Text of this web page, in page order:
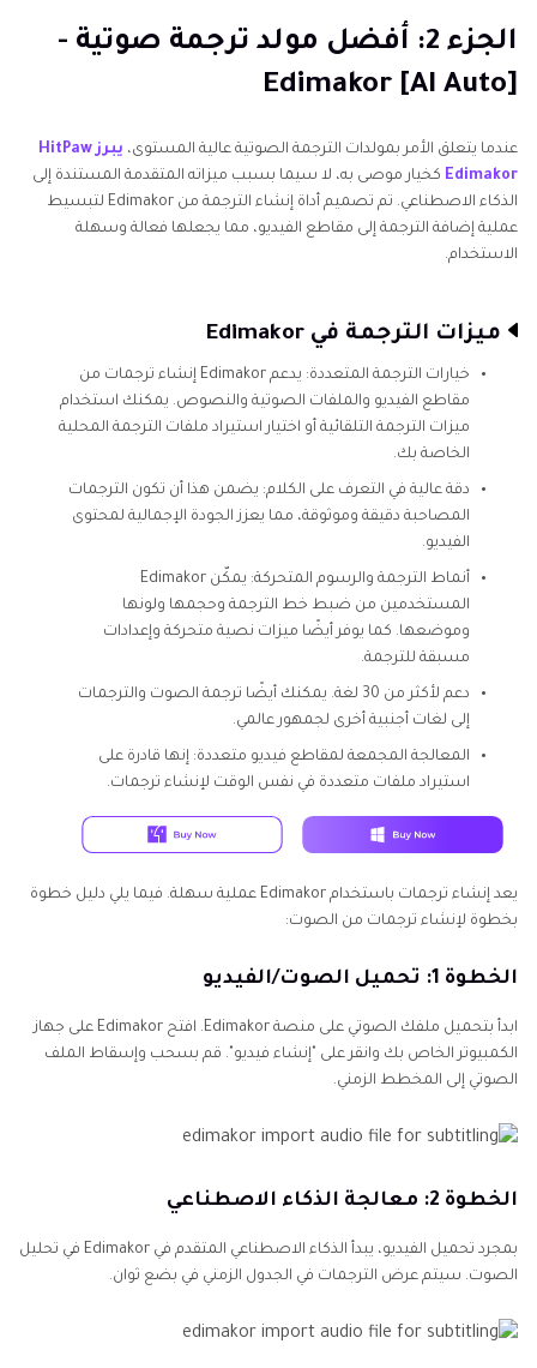
الجزء 2: أفضل مولد ترجمة صوتية -
Edimakor [AI Auto]
عندما يتعلق الأمر بمولدات الترجمة الصوتية عالية المستوى،
يبرز HitPaw
Edimakor كخيار موصى به، لا سيما بسبب ميزاته المتقدمة المستندة إلى
الذكاء الاصطناعي. تم تصميم أداة إنشاء الترجمة من Edimakor لتبسيط
عملية إضافة الترجمة إلى مقاطع الفيديو، مما يجعلها فعالة وسهلة
الاستخدام.
ميزات الترجمة في Edimakor
خيارات الترجمة المتعددة: يدعم Edimakor إنشاء ترجمات من
مقاطع الفيديو والملفات الصوتية والنصوص. يمكنك استخدام
ميزات الترجمة التلقائية أو اختيار استيراد ملفات الترجمة المحلية
الخاصة بك.
دقة عالية في التعرف على الكلام: يضمن هذا أن تكون الترجمات
المصاحبة دقيقة وموثوقة، مما يعزز الجودة الإجمالية لمحتوى
الفيديو.
أنماط الترجمة والرسوم المتحركة: يمكّن Edimakor
المستخدمين من ضبط خط الترجمة وحجمها ولونها
وموضعها. كما يوفر أيضًا ميزات نصية متحركة وإعدادات
مسبقة للترجمة.
دعم لأكثر من 30 لغة. يمكنك أيضًا ترجمة الصوت والترجمات
إلى لغات أجنبية أخرى لجمهور عالمي.
المعالجة المجمعة لمقاطع فيديو متعددة: إنها قادرة على
استيراد ملفات متعددة في نفس الوقت لإنشاء ترجمات.
يعد إنشاء ترجمات باستخدام Edimakor عملية سهلة. فيما يلي دليل خطوة
بخطوة لإنشاء ترجمات من الصوت:
الخطوة 1: تحميل الصوت/الفيديو
ابدأ بتحميل ملفك الصوتي على منصة Edimakor. افتح Edimakor على جهاز
الكمبيوتر الخاص بك وانقر على "إنشاء فيديو". قم بسحب وإسقاط الملف
الصوتي إلى المخطط الزمني.
الخطوة 2: معالجة الذكاء الاصطناعي
بمجرد تحميل الفيديو، يبدأ الذكاء الاصطناعي المتقدم في Edimakor في تحليل
الصوت. سيتم عرض الترجمات في الجدول الزمني في بضع ثوان.